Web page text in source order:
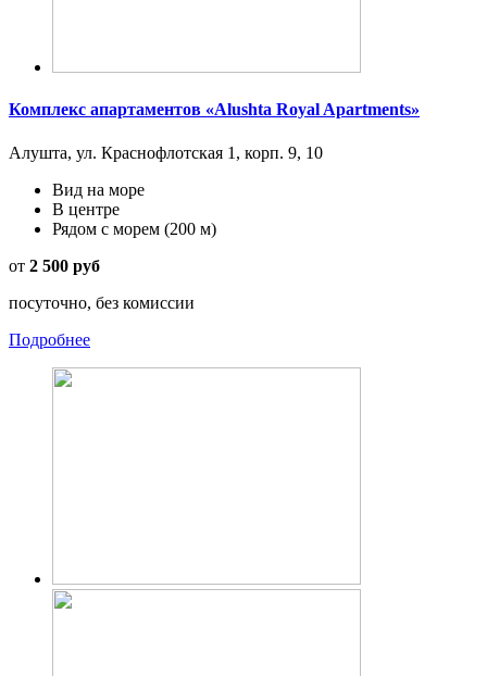
Комплекс апартаментов «Alushta Royal Apartments»
Алушта, ул. Краснофлотская 1, корп. 9, 10
Вид на море
В центре
Рядом с морем (200 м)
от 2 500 руб
посуточно, без комиссии
Подробнее